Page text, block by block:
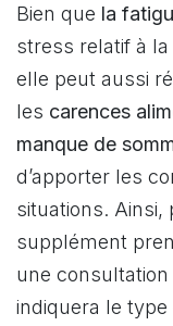
Bien que la
stress relatif à
elle peut aussi
les carences
manque de
d’apporter les
situations. Ainsi,
supplément
une consultation
indiquera le